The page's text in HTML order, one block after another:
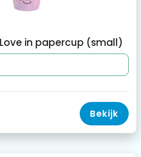
in papercup (small)
Bekijk